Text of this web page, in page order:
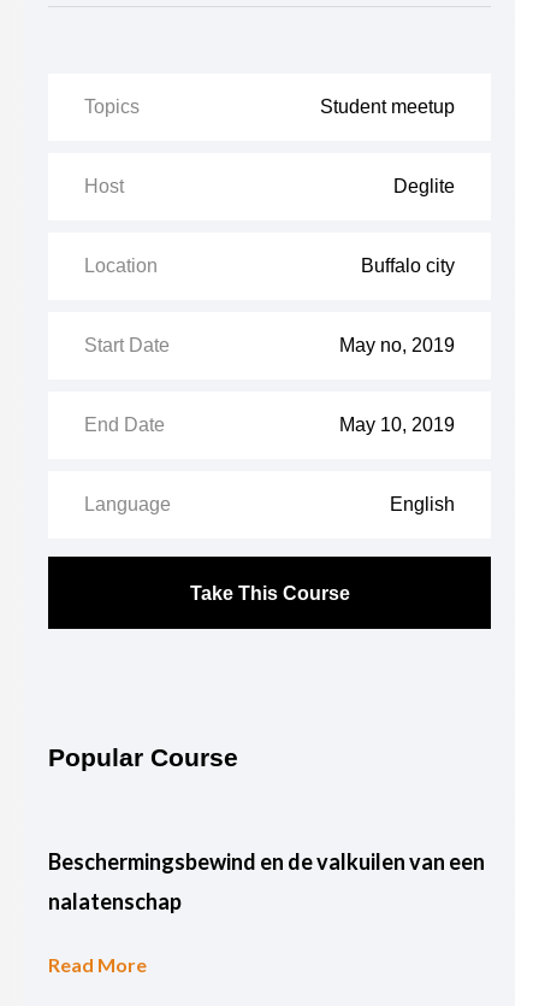
Topics Student meetup
Host Deglite
Location Buffalo city
Start Date May no, 2019
End Date May 10, 2019
Language English
Take This Course
Popular Course
Beschermingsbewind en de valkuilen van een
nalatenschap
Read More